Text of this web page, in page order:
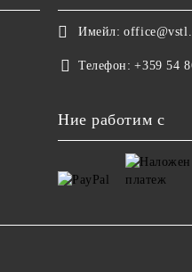
Имейл:
Телефон: +359 54
Ние работим с